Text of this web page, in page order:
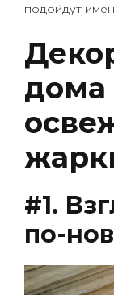
подойдут
дома
#1.
по-